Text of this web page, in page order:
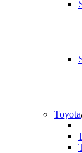
Toyota